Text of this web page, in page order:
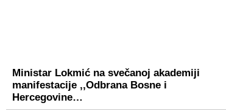
Ministar Lokmić na svečanoj akademiji
manifestacije ,,Odbrana Bosne i
Hercegovine…